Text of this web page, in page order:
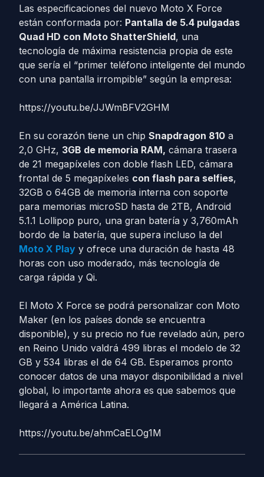
Las especificaciones del nuevo Moto X Force
están conformada por: Pantalla de 5.4 pulgadas
Quad HD con Moto ShatterShield, una
tecnología de máxima resistencia propia de este
que sería el “primer teléfono inteligente del mundo
con una pantalla irrompible” según la empresa:
https://youtu.be/JJWmBFV2GHM
En su corazón tiene un chip Snapdragon 810 a
2,0 GHz, 3GB de memoria RAM, cámara trasera
de 21 megapíxeles con doble flash LED, cámara
frontal de 5 megapíxeles con flash para selfies,
32GB o 64GB de memoria interna con soporte
para memorias microSD hasta de 2TB, Android
5.1.1 Lollipop puro, una gran batería y 3,760mAh
bordo de la batería, que supera incluso la del
Moto X Play y ofrece una duración de hasta 48
horas con uso moderado, más tecnología de
carga rápida y Qi.
El Moto X Force se podrá personalizar con Moto
Maker (en los países donde se encuentra
disponible), y su precio no fue revelado aún, pero
en Reino Unido valdrá 499 libras el modelo de 32
GB y 534 libras el de 64 GB. Esperamos pronto
conocer datos de una mayor disponibilidad a nivel
global, lo importante ahora es que sabemos que
llegará a América Latina.
https://youtu.be/ahmCaELOg1M